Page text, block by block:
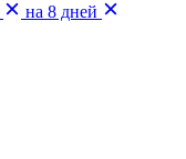
на 8 дней